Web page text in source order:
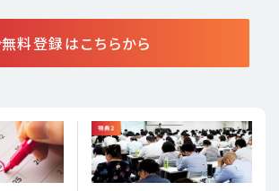
無料登録はこちらから